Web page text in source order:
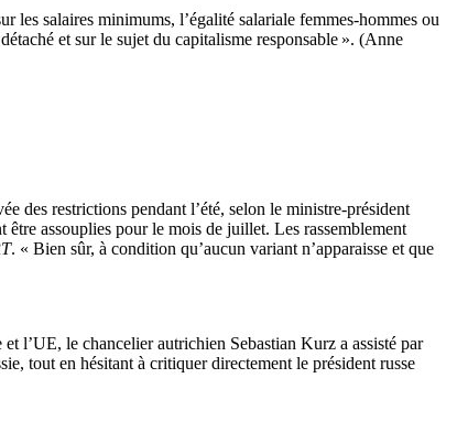
les salaires minimums, l’égalité salariale femmes-hommes ou
et sur le sujet du capitalisme responsable ». (Anne
des restrictions pendant l’été, selon le ministre-président
assouplies pour le mois de juillet. Les rassemblement
. « Bien sûr, à condition qu’aucun variant n’apparaisse et que
l’UE, le chancelier autrichien Sebastian Kurz a assisté par
tout en hésitant à critiquer directement le président russe